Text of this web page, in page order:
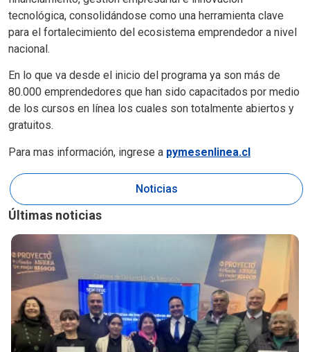
tecnológica, consolidándose como una herramienta clave
para el fortalecimiento del ecosistema emprendedor a nivel
nacional.
En lo que va desde el inicio del programa ya son más de
80.000 emprendedores que han sido capacitados por medio
de los cursos en línea los cuales son totalmente abiertos y
gratuitos.
Para mas información, ingrese a pymesenlinea.cl
Noticias
Últimas noticias